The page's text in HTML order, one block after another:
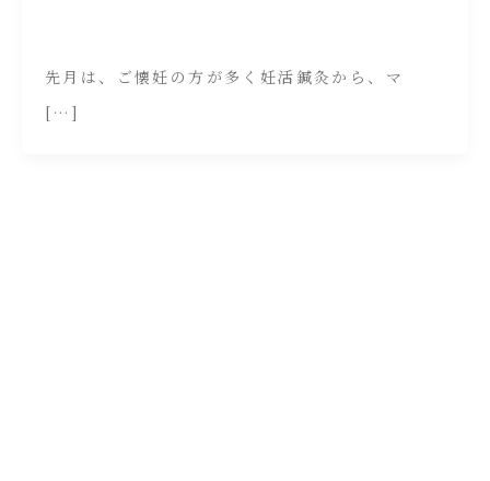
先月は、ご懐妊の方が多く妊活鍼灸から、マ
[…]